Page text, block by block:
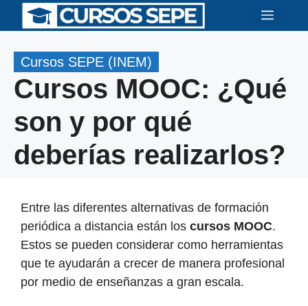
Saltar
Menú
Cursos SEPE (INEM)
Cursos MOOC: ¿Qué
son y por qué
deberías realizarlos?
Entre las diferentes alternativas de formación
periódica a distancia están los cursos MOOC.
Estos se pueden considerar como herramientas
que te ayudarán a crecer de manera profesional
por medio de enseñanzas a gran escala.